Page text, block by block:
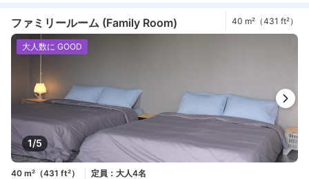
ファミリールーム (Family Room) 40 m²（431 ft²）
1/5
大人数に GOOD
40 m²（431 ft²） 定員：大人4名